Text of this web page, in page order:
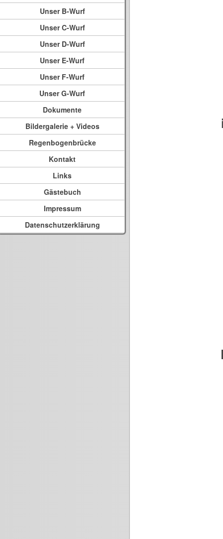
Unser B-Wurf
Unser C-Wurf
Unser D-Wurf
Unser E-Wurf
Unser F-Wurf
Unser G-Wurf
Dokumente
Bildergalerie + Videos
Regenbogenbrücke
Kontakt
Links
Gästebuch
Impressum
Datenschutzerklärung